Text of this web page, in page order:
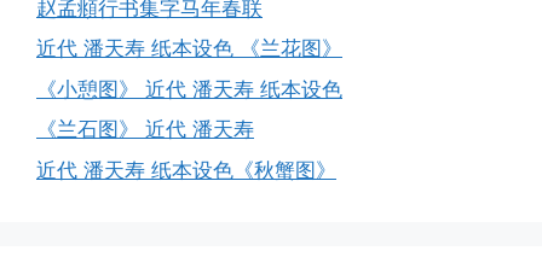
赵孟頫行书集字马年春联
近代 潘天寿 纸本设色 《兰花图》
《小憩图》 近代 潘天寿 纸本设色
《兰石图》 近代 潘天寿
近代 潘天寿 纸本设色《秋蟹图》